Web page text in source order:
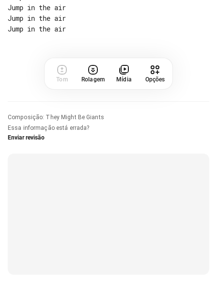
Jump in the air
Jump in the air
Tom Rolagem Mídia Opções
Composição: They Might Be Giants
Essa informação está errada?
Enviar revisão